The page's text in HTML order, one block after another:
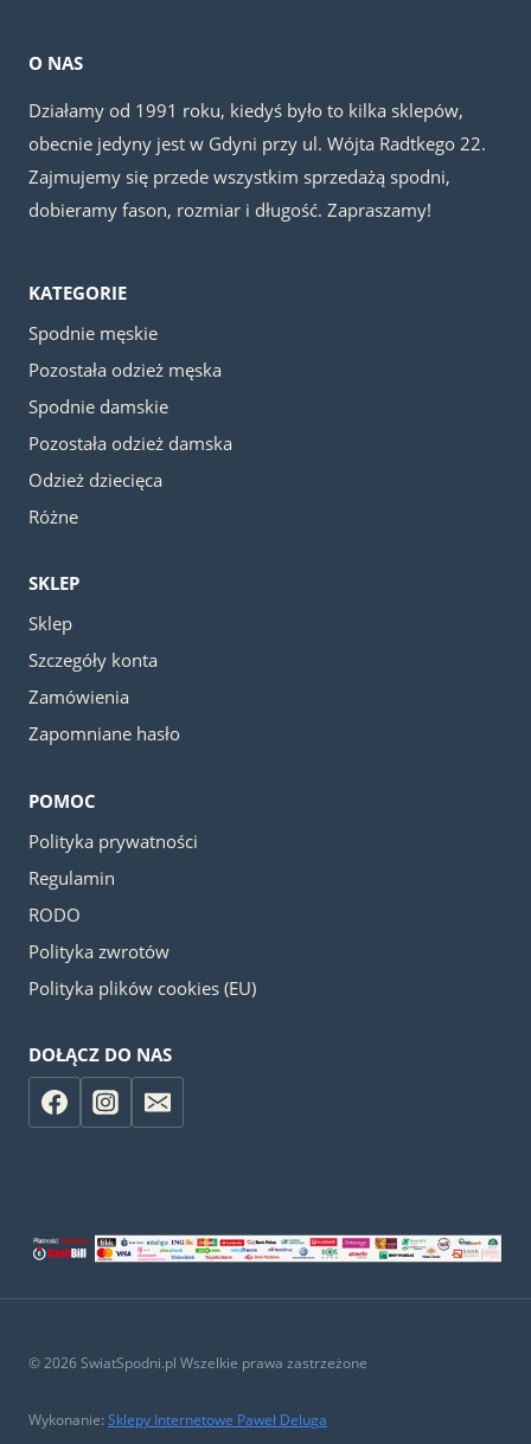
O NAS
Działamy od 1991 roku, kiedyś było to kilka sklepów,
obecnie jedyny jest w Gdyni przy ul. Wójta Radtkego 22.
Zajmujemy się przede wszystkim sprzedażą spodni,
dobieramy fason, rozmiar i długość. Zapraszamy!
KATEGORIE
Spodnie męskie
Pozostała odzież męska
Spodnie damskie
Pozostała odzież damska
Odzież dziecięca
Różne
SKLEP
Sklep
Szczegóły konta
Zamówienia
Zapomniane hasło
POMOC
Polityka prywatności
Regulamin
RODO
Polityka zwrotów
Polityka plików cookies (EU)
DOŁĄCZ DO NAS
© 2026 SwiatSpodni.pl Wszelkie prawa zastrzeżone
Wykonanie: Sklepy Internetowe Paweł Deluga